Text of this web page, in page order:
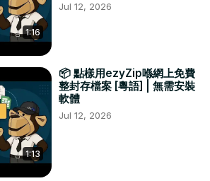
1:16
Jul 12, 2026
1:13
📦 點樣用ezyZip喺網上免費
整封存檔案 [粵語] | 無需安裝
軟體
Jul 12, 2026